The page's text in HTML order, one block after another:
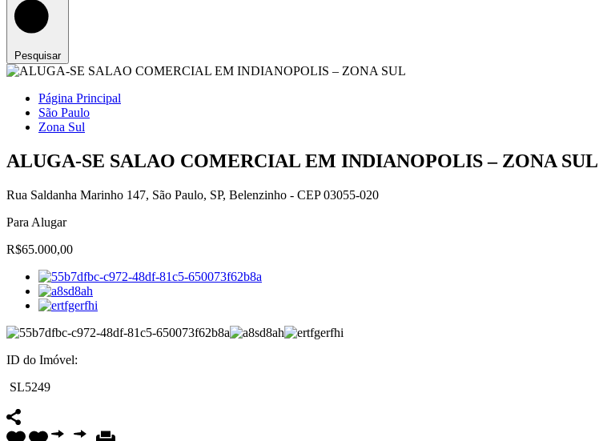
Pesquisar
Página Principal
São Paulo
Zona Sul
ALUGA-SE SALAO COMERCIAL EM INDIANOPOLIS – ZONA SUL
Rua Saldanha Marinho 147, São Paulo, SP, Belenzinho - CEP 03055-020
Para Alugar
R$65.000,00
ID do Imóvel:
SL5249